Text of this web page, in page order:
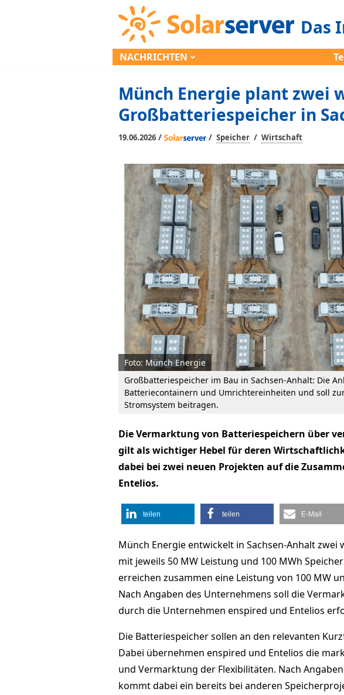
Das
NACHRICHTEN
Münch Energie plant zwei
Großbatteriespeicher in
19.06.2026 / / Speicher / Wirtschaft
Foto: Münch Energie
Großbatteriespeicher im Bau in Sachsen-Anhalt: Die
Batteriecontainern und Umrichtereinheiten und soll
Stromsystem beitragen.
Die Vermarktung von Batteriespeichern über
gilt als wichtiger Hebel für deren
dabei bei zwei neuen Projekten auf die
Entelios.
teilen teilen E-Mail
Münch Energie entwickelt in Sachsen-Anhalt
mit jeweils 50 MW Leistung und 100 MWh
erreichen zusammen eine Leistung von 100 MW
Nach Angaben des Unternehmens soll die
durch die Unternehmen enspired und Entelios
Die Batteriespeicher sollen an den relevanten
Dabei übernehmen enspired und Entelios die
und Vermarktung der Flexibilitäten. Nach
kommt dabei ein bereits bei anderen